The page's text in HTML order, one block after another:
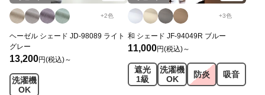
+2色
ヘーゼル シェード JD-98089 ライト
グレー
13,200円(税込)～
洗濯機
OK
+3色
和 シェード JF-94049R ブルー
11,000円(税込)～
遮光
1級
洗濯機
OK
防炎 吸音